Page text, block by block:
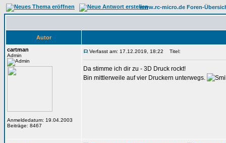
www.rc-micro.de Foren-
Autor
cartman
Admin
Anmeldedatum: 19.04.2003
Beiträge: 8467
Verfasst am: 17.12.2019, 18:22 Titel:
Da stimme ich dir zu - 3D Druck rockt!
Bin mittlerweile auf vier Druckern unterwegs.